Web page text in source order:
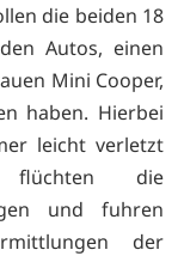
die beiden 18
Autos, einen
Mini Cooper,
haben. Hierbei
leicht verletzt
flüchten die
und fuhren
der